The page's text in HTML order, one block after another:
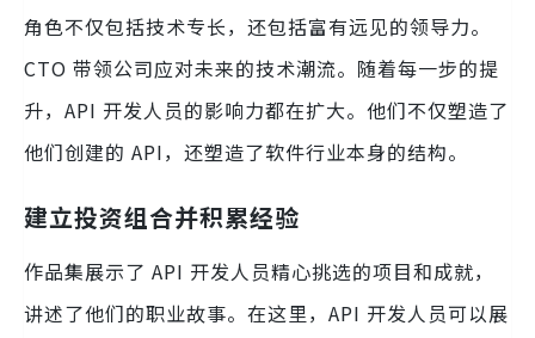
角色不仅包括技术专长，还包括富有远见的领导力。
CTO 带领公司应对未来的技术潮流。随着每一步的提
升，API 开发人员的影响力都在扩大。他们不仅塑造了
他们创建的 API，还塑造了软件行业本身的结构。
建立投资组合并积累经验
作品集展示了 API 开发人员精心挑选的项目和成就，
讲述了他们的职业故事。在这里，API 开发人员可以展